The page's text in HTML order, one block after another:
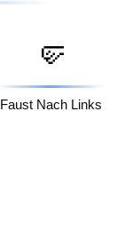
🤛
Faust Nach Links